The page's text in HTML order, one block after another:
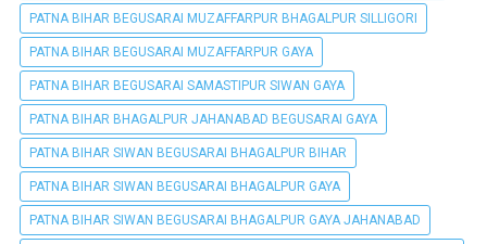
PATNA BIHAR BEGUSARAI MUZAFFARPUR BHAGALPUR SILLIGORI
PATNA BIHAR BEGUSARAI MUZAFFARPUR GAYA
PATNA BIHAR BEGUSARAI SAMASTIPUR SIWAN GAYA
PATNA BIHAR BHAGALPUR JAHANABAD BEGUSARAI GAYA
PATNA BIHAR SIWAN BEGUSARAI BHAGALPUR BIHAR
PATNA BIHAR SIWAN BEGUSARAI BHAGALPUR GAYA
PATNA BIHAR SIWAN BEGUSARAI BHAGALPUR GAYA JAHANABAD